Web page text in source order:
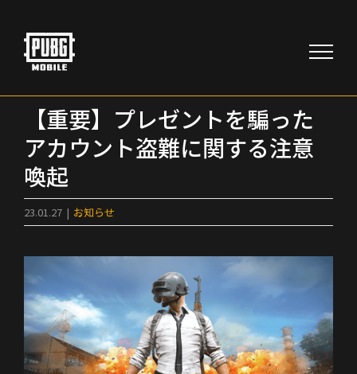
content
【重要】プレゼントを騙った
アカウント盗難に関する注意
喚起
23.01.27 | お知らせ